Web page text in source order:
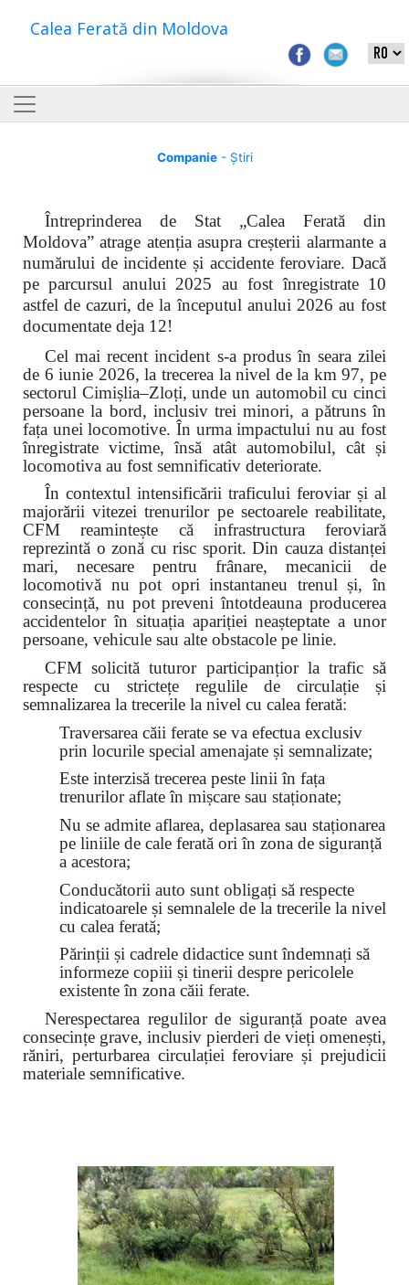
Calea Ferată din Moldova
Companie- Știri
Întreprinderea de Stat „Calea Ferată din
Moldova” atrage atenția asupra creșterii alarmante a
numărului de incidente și accidente feroviare. Dacă
pe parcursul anului 2025 au fost înregistrate 10
astfel de cazuri, de la începutul anului 2026 au fost
documentate deja 12!
Cel mai recent incident s-a produs în seara zilei
de 6 iunie 2026, la trecerea la nivel de la km 97, pe
sectorul Cimișlia–Zloți, unde un automobil cu cinci
persoane la bord, inclusiv trei minori, a pătruns în
fața unei locomotive. În urma impactului nu au fost
înregistrate victime, însă atât automobilul, cât și
locomotiva au fost semnificativ deteriorate.
În contextul intensificării traficului feroviar și al
majorării vitezei trenurilor pe sectoarele reabilitate,
CFM reamintește că infrastructura feroviară
reprezintă o zonă cu risc sporit. Din cauza distanței
mari, necesare pentru frânare, mecanicii de
locomotivă nu pot opri instantaneu trenul și, în
consecință, nu pot preveni întotdeauna producerea
accidentelor în situația apariției neașteptate a unor
persoane, vehicule sau alte obstacole pe linie.
CFM solicită tuturor participanțior la trafic să
respecte cu strictețe regulile de circulație și
semnalizarea la trecerile la nivel cu calea ferată:
Traversarea căii ferate se va efectua exclusiv
prin locurile special amenajate și semnalizate;
Este interzisă trecerea peste linii în fața
trenurilor aflate în mișcare sau staționate;
Nu se admite aflarea, deplasarea sau staționarea
pe liniile de cale ferată ori în zona de siguranță
a acestora;
Conducătorii auto sunt obligați să respecte
indicatoarele și semnalele de la trecerile la nivel
cu calea ferată;
Părinții și cadrele didactice sunt îndemnați să
informeze copiii și tinerii despre pericolele
existente în zona căii ferate.
Nerespectarea regulilor de siguranță poate avea
consecințe grave, inclusiv pierderi de vieți omenești,
răniri, perturbarea circulației feroviare și prejudicii
materiale semnificative.